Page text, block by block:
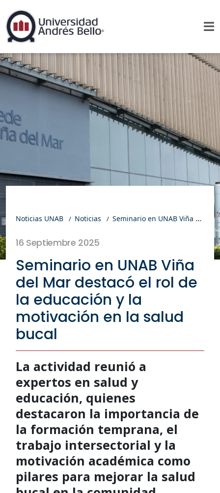
Noticias UNAB Noticias Seminario en UNAB Viña del Mar destacó el rol de la educación y la motivación en la salud bucal
16 Septiembre 2025
Seminario en UNAB Viña
del Mar destacó el rol de
la educación y la
motivación en la salud
bucal
La actividad reunió a
expertos en salud y
educación, quienes
destacaron la importancia de
la formación temprana, el
trabajo intersectorial y la
motivación académica como
pilares para mejorar la salud